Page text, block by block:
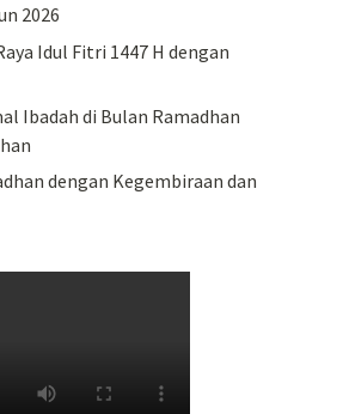
2026
Idul Fitri 1447 H dengan
Ibadah di Bulan Ramadhan
dengan Kegembiraan dan